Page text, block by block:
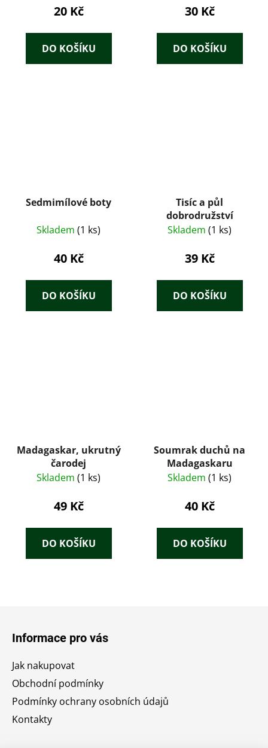
20 Kč
DO KOŠÍKU
30 Kč
DO KOŠÍKU
Sedmimílové boty
Skladem (1 ks)
40 Kč
DO KOŠÍKU
Tisíc a půl
dobrodružství
Skladem (1 ks)
39 Kč
DO KOŠÍKU
Madagaskar, ukrutný
čarodej
Skladem (1 ks)
49 Kč
DO KOŠÍKU
Soumrak duchů na
Madagaskaru
Skladem (1 ks)
40 Kč
DO KOŠÍKU
Informace pro vás
Jak nakupovat
Obchodní podmínky
Podmínky ochrany osobních údajů
Kontakty